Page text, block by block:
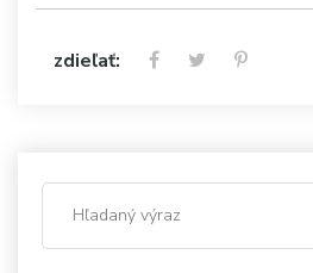
zdieľať: